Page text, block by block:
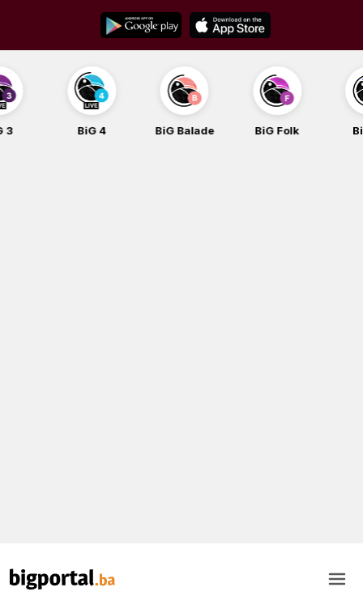
content
BiG Balade BiG Folk